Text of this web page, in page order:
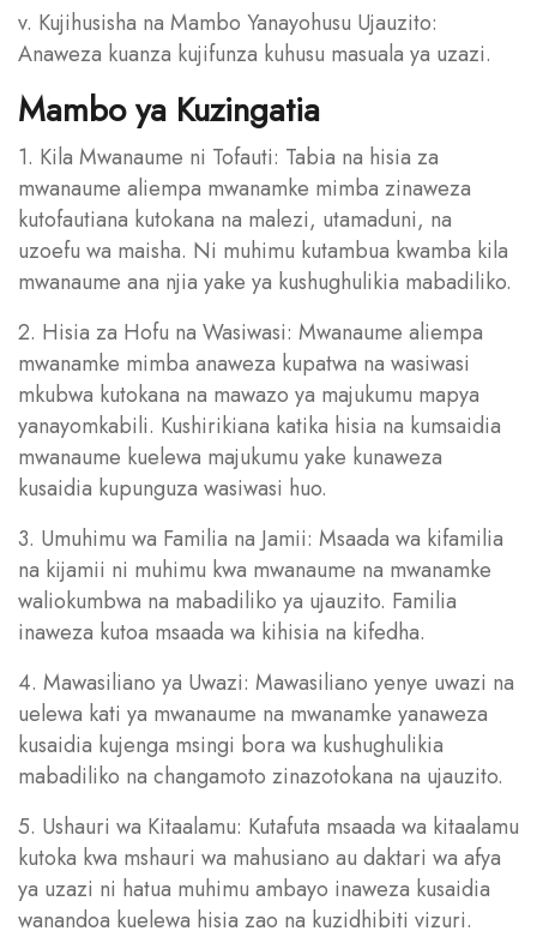
v. Kujihusisha na Mambo Yanayohusu Ujauzito:
Anaweza kuanza kujifunza kuhusu masuala ya uzazi.
Mambo ya Kuzingatia
1. Kila Mwanaume ni Tofauti: Tabia na hisia za
mwanaume aliempa mwanamke mimba zinaweza
kutofautiana kutokana na malezi, utamaduni, na
uzoefu wa maisha. Ni muhimu kutambua kwamba kila
mwanaume ana njia yake ya kushughulikia mabadiliko.
2. Hisia za Hofu na Wasiwasi: Mwanaume aliempa
mwanamke mimba anaweza kupatwa na wasiwasi
mkubwa kutokana na mawazo ya majukumu mapya
yanayomkabili. Kushirikiana katika hisia na kumsaidia
mwanaume kuelewa majukumu yake kunaweza
kusaidia kupunguza wasiwasi huo.
3. Umuhimu wa Familia na Jamii: Msaada wa kifamilia
na kijamii ni muhimu kwa mwanaume na mwanamke
waliokumbwa na mabadiliko ya ujauzito. Familia
inaweza kutoa msaada wa kihisia na kifedha.
4. Mawasiliano ya Uwazi: Mawasiliano yenye uwazi na
uelewa kati ya mwanaume na mwanamke yanaweza
kusaidia kujenga msingi bora wa kushughulikia
mabadiliko na changamoto zinazotokana na ujauzito.
5. Ushauri wa Kitaalamu: Kutafuta msaada wa kitaalamu
kutoka kwa mshauri wa mahusiano au daktari wa afya
ya uzazi ni hatua muhimu ambayo inaweza kusaidia
wanandoa kuelewa hisia zao na kuzidhibiti vizuri.